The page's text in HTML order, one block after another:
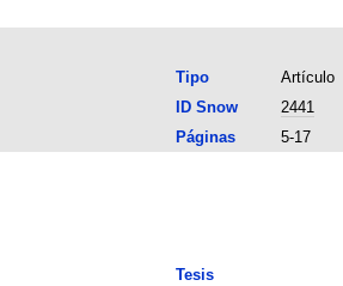
Tipo
Artículo
ID Snow
2441
Páginas
5-17
Tesis